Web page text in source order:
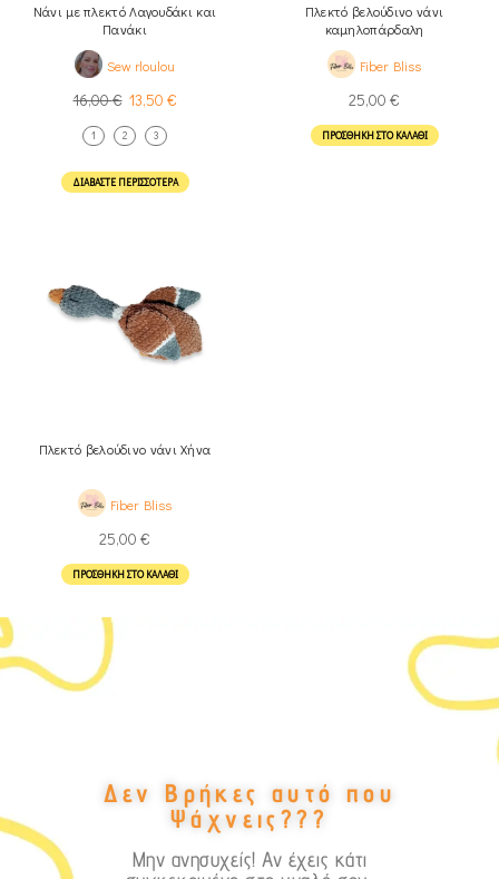
Νάνι με πλεκτό Λαγουδάκι και
Πανάκι
Sew rloulou
16,00€ 13,50 €
1 2 3
ΔΙΑΒΆΣΤΕ ΠΕΡΙΣΣΌΤΕΡΑ
Πλεκτό βελούδινο νάνι
καμηλοπάρδαλη
Fiber Bliss
25,00 €
ΠΡΟΣΘΉΚΗ ΣΤΟ ΚΑΛΆΘΙ
Πλεκτό βελούδινο νάνι Χήνα
Fiber Bliss
25,00 €
ΠΡΟΣΘΉΚΗ ΣΤΟ ΚΑΛΆΘΙ
Δεν Βρήκες αυτό που
Ψάχνεις???
Μην ανησυχείς! Αν έχεις κάτι